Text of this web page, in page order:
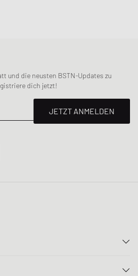
und die neusten BSTN-Updates zu
dich jetzt!
JETZT ANMELDEN